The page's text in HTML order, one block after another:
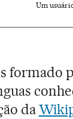
Um
formado
da